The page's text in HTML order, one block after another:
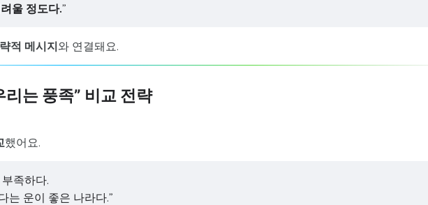
울 정도다.”
적 메시지와 연결돼요.
는 풍족” 비교 전략
했어요.
족하다.
는 운이 좋은 나라다.”